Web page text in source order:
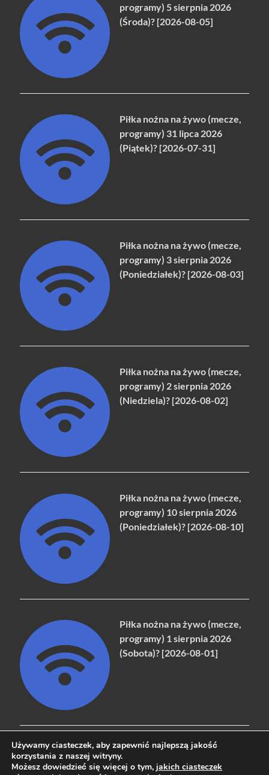
programy) 5 sierpnia 2026
(Środa)? [2026-08-05]
Piłka nożna na żywo (mecze,
programy) 31 lipca 2026
(Piątek)? [2026-07-31]
Piłka nożna na żywo (mecze,
programy) 3 sierpnia 2026
(Poniedziałek)? [2026-08-03]
Piłka nożna na żywo (mecze,
programy) 2 sierpnia 2026
(Niedziela)? [2026-08-02]
Piłka nożna na żywo (mecze,
programy) 10 sierpnia 2026
(Poniedziałek)? [2026-08-10]
Piłka nożna na żywo (mecze,
programy) 1 sierpnia 2026
(Sobota)? [2026-08-01]
Używamy ciasteczek, aby zapewnić najlepszą jakość
korzystania z naszej witryny.
Możesz dowiedzieć się więcej o tym, jakich ciasteczek